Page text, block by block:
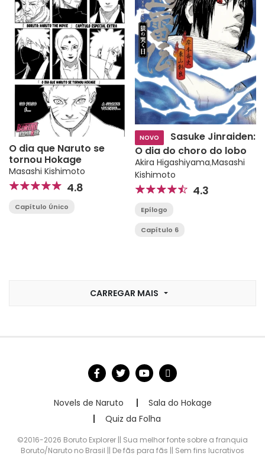
O dia que Naruto se
tornou Hokage
Masashi Kishimoto
4.8
Capítulo Único
NOVO
Sasuke Jinraiden:
O dia do choro do lobo
Akira Higashiyama,Masashi
Kishimoto
4.3
Epílogo
Capítulo 6
CARREGAR MAIS
Novels de Naruto
Sala do Hokage
Quiz da Folha
©2016-2026 Boruto Explorer || Sua melhor fonte sobre a franquia
Boruto/Naruto no Brasil || De fãs para fãs || Sem fins lucrativos